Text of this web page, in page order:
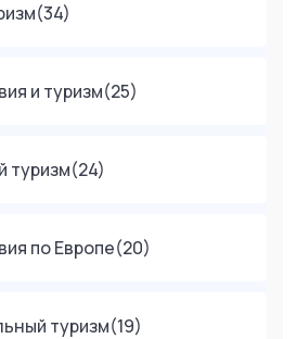
(34)
и туризм(25)
туризм(24)
по Европе(20)
туризм(19)